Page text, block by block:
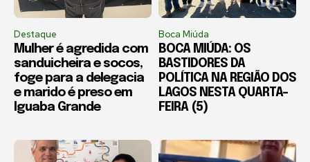
Destaque
Mulher é agredida com
sanduicheira e socos,
foge para a delegacia
e marido é preso em
Iguaba Grande
Boca Miúda
BOCA MIÚDA: OS
BASTIDORES DA
POLÍTICA NA REGIÃO DOS
LAGOS NESTA QUARTA-
FEIRA (5)